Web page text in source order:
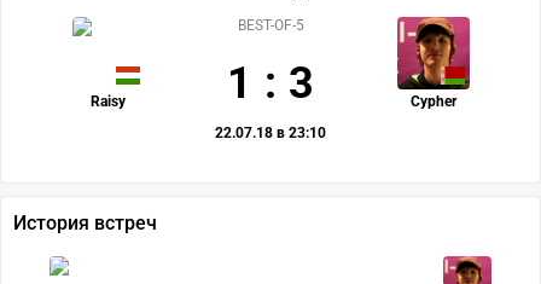
Raisy Cypher
BEST-OF-5
1 : 3
22.07.18 в 23:10
История встреч